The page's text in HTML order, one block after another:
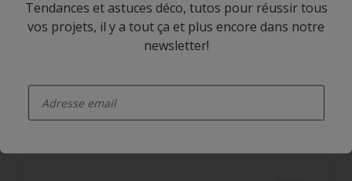
Alpha Rezisto Easy Clean Satin
salissures à la surface du film
à l'effet perlant
Tendances et astuces déco, tutos pour réussir tous
vos projets, il y a tout ça et plus encore dans notre
newsletter!